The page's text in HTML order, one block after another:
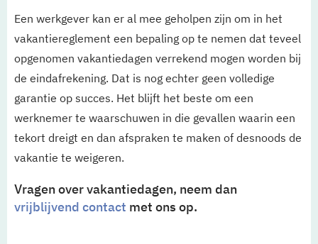
Een werkgever kan er al mee geholpen zijn om in het
vakantiereglement een bepaling op te nemen dat teveel
opgenomen vakantiedagen verrekend mogen worden bij
de eindafrekening. Dat is nog echter geen volledige
garantie op succes. Het blijft het beste om een
werknemer te waarschuwen in die gevallen waarin een
tekort dreigt en dan afspraken te maken of desnoods de
vakantie te weigeren.
Vragen over vakantiedagen, neem dan
vrijblijvend contact met ons op.